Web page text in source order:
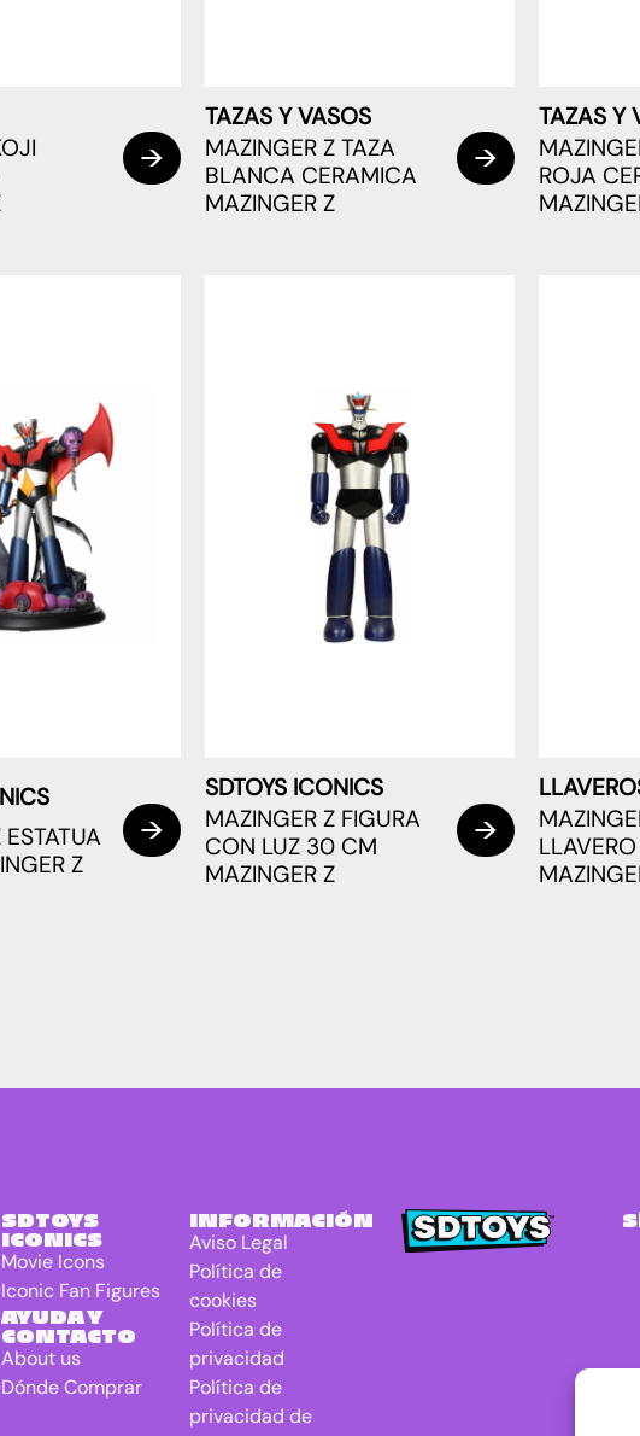
TAZAS Y VASOS
MAZINGER Z TAZA
BLANCA CERAMICA
MAZINGER Z
TAZAS Y
ROJA
Z
SDTOYS ICONICS
MAZINGER Z FIGURA
CON LUZ 30 CM
MAZINGER Z
SDTOYS
ICONICS
Movie Icons
Iconic Fan Figures
AYUDA Y
CONTACTO
About us
Dónde Comprar
INFORMACIÓN
Aviso Legal
Política de
cookies
Política de
privacidad
Política de
privacidad de